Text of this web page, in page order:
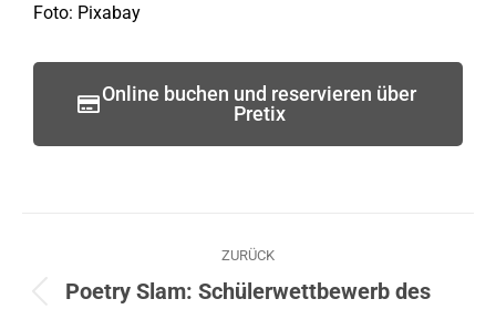
Foto: Pixabay
Online buchen und reservieren über
Pretix
ZURÜCK
Poetry Slam: Schülerwettbewerb des